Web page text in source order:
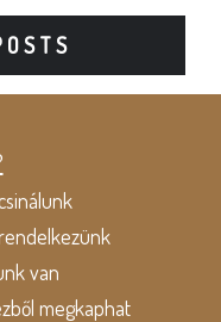
van
megkaphat